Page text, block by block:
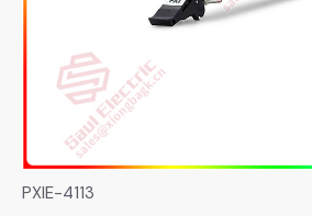
PXIE-4113